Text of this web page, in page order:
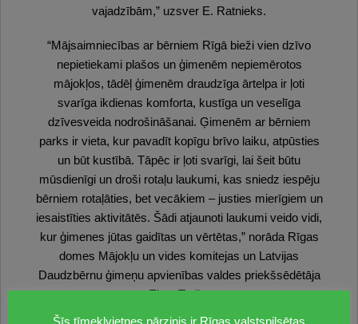
vajadzībām,” uzsver E. Ratnieks.
“Mājsaimniecības ar bērniem Rīgā bieži vien dzīvo
nepietiekami plašos un ģimenēm nepiemērotos
mājokļos, tādēļ ģimenēm draudzīga ārtelpa ir ļoti
svarīga ikdienas komforta, kustīga un veselīga
dzīvesveida nodrošināšanai. Ģimenēm ar bērniem
parks ir vieta, kur pavadīt kopīgu brīvo laiku, atpūsties
un būt kustībā. Tāpēc ir ļoti svarīgi, lai šeit būtu
mūsdienīgi un droši rotaļu laukumi, kas sniedz iespēju
bērniem rotaļāties, bet vecākiem – justies mierīgiem un
iesaistīties aktivitātēs. Šādi atjaunoti laukumi veido vidi,
kur ģimenes jūtas gaidītas un vērtētas,” norāda Rīgas
domes Mājokļu un vides komitejas un Latvijas
Daudzbērnu ģimeņu apvienības valdes priekšsēdētāja
Elīna Treija.